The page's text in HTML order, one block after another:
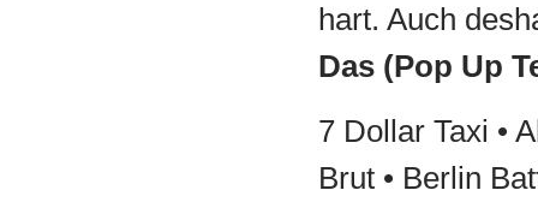
hart. Auch
Das (Pop Up
7 Dollar Taxi •
Brut • Berlin